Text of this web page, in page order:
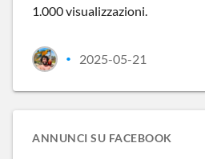
1.000 visualizzazioni.
• 2025-05-21
ANNUNCI SU FACEBOOK